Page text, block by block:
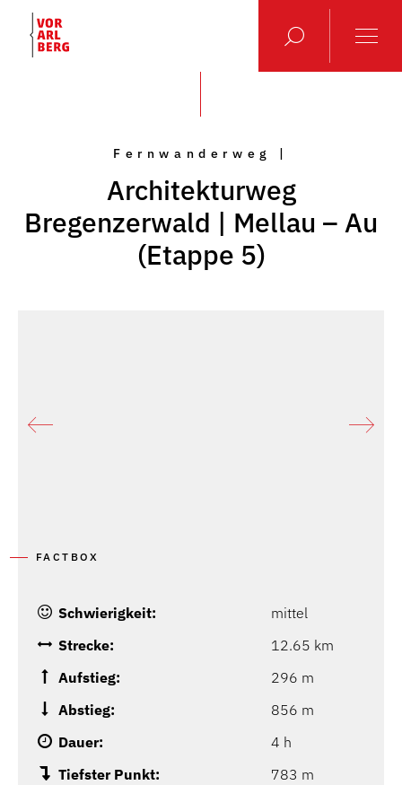
Fernwanderweg |
Architekturweg
Bregenzerwald | Mellau – Au
(Etappe 5)
FACTBOX
Schwierigkeit:
mittel
Strecke:
12.65 km
Aufstieg:
296 m
Abstieg:
856 m
Dauer:
4 h
Tiefster Punkt:
783 m